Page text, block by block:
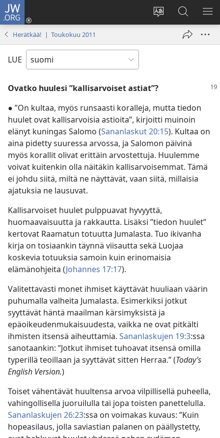
JW.ORG
Vaihda
sivuston
Kirjaudu
(avaa
Hae
JW.ORG-
sivustolta
Herätkää! | Toukokuu 2011
LUE
Ovatko huulesi ”kallisarvoiset astiat”?
● ”On kultaa, myös runsaasti koralleja, mutta tiedon
huulet ovat kallisarvoisia astioita”, kirjoitti muinoin
elänyt kuningas Salomo (Sananlaskut 20:15). Kultaa on
aina pidetty suuressa arvossa, ja Salomon päivinä
myös korallit olivat erittäin arvostettuja. Huulemme
voivat kuitenkin olla näitäkin kallisarvoisemmat. Tämä
ei johdu siitä, miltä ne näyttävät, vaan siitä, millaisia
ajatuksia ne lausuvat.
Kallisarvoiset huulet pulppuavat hyvyyttä,
huomaavaisuutta ja rakkautta. Lisäksi ”tiedon huulet”
kertovat Raamatun totuutta Jumalasta. Tuo ikivanha
kirja on tosiaankin täynnä viisautta sekä Luojaa
koskevia totuuksia samoin kuin erinomaisia
elämänohjeita (Johannes 17:17).
Valitettavasti monet ihmiset käyttävät huuliaan väärin
puhumalla valheita Jumalasta. Esimerkiksi jotkut
syyttävät häntä maailman kärsimyksistä ja
epäoikeudenmukaisuudesta, vaikka ne ovat pitkälti
ihmisten itsensä aiheuttamia. Sananlaskujen 19:3:ssa
sanotaankin: ”Jotkut ihmiset tuhoavat itsensä omilla
typerillä teoillaan ja syyttävät sitten Herraa.” (Today’s
English Version.)
Toiset vähentävät huultensa arvoa vilpillisellä puheella,
vahingollisella juoruilulla tai jopa toisten panettelulla.
Sananlaskujen 26:23:ssa on voimakas kuvaus: ”Kuin
hopeasilaus, jolla saviastian palanen on päällystetty,